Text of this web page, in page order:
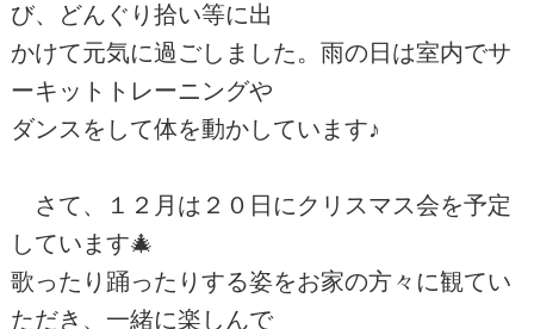
び、どんぐり拾い等に出
かけて元気に過ごしました。雨の日は室内でサ
ーキットトレーニングや
ダンスをして体を動かしています♪
さて、１２月は２０日にクリスマス会を予定
しています🎄
歌ったり踊ったりする姿をお家の方々に観てい
ただき、一緒に楽しんで